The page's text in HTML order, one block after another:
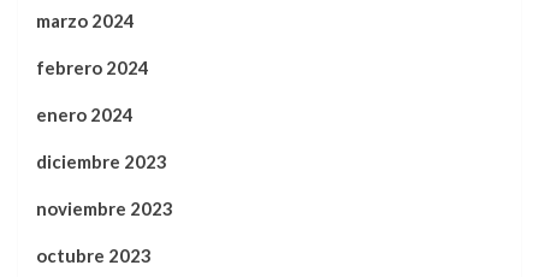
marzo 2024
febrero 2024
enero 2024
diciembre 2023
noviembre 2023
octubre 2023